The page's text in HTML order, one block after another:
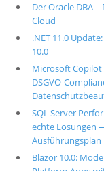
Der Oracle DBA
Cloud
.NET 11.0
10.0
Microsoft Copilot
DSGVO-
SQL Server
echte Lösungen
Ausführungsplan
Blazor 10.0: